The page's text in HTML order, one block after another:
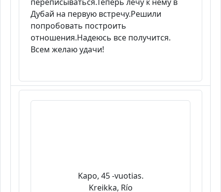
Дубай на первую встречу.Решили
попробовать построить
отношения.Надеюсь все получится.
Всем желаю удачи!
Kapo, 45 -vuotias.
Kreikka, Río